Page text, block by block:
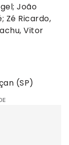
João
Zé Ricardo,
Vitor
(SP)